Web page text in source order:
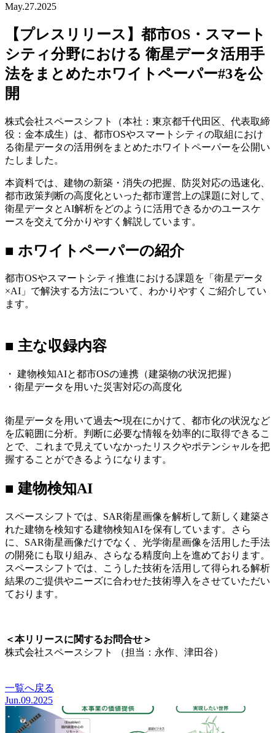
May.27.2025
【プレスリリース】都市OS・スマート
シティ分野における 衛星データ活用手
法をまとめたホワイトペーパー#3を公
開
株式会社スペースシフト（本社：東京都千代田区、代表取締
役：金本成生）は、都市OSやスマートシティの取組におけ
る衛星データの活用例をまとめたホワイトペーパーを公開い
たしました。
本資料では、建物の新築・消失の把握、防災対応の迅速化、
都市政策判断の高度化といった都市運営上の課題に対して、
衛星データとAI解析をどのように活用できるかのユースケ
ースを交えて分かりやすく解説しています。
■ ホワイトペーパーの紹介
都市OSやスマートシティ推進における課題を「衛星データ
×AI」で解決する方法について、わかりやすくご紹介してい
ます。
■ 主な収録内容
・ 建物検知AIと都市OSの連携（建築物の状況把握）
・衛星データを用いた災害対応の高度化
衛星データを用いて過去〜現在にかけて、都市化の状況など
を広範囲に分析。判断に必要な情報を効率的に取得できるこ
とで、これまで見えていなかったリスクやポテンシャルを把
握することができるようになります。
■ 建物検知AI
スペースシフトでは、 SAR衛星画像を解析して新しく建築さ
れた建物を検知する建物検知AIを保有しています。さら
に、SAR衛星画像だけでなく、光学衛星画像を活用した手法
の開発にも取り組み、さらなる精度向上を進めております。
スペースシフトでは、こうした技術を活用して得られる解析
結果のご提供やニーズに合わせた技術導入をさせていただい
ております。
＜本リリースに関するお問合せ＞
株式会社スペースシフト （担当：永作、津田谷）
一覧へ戻る
Jun.09.2025